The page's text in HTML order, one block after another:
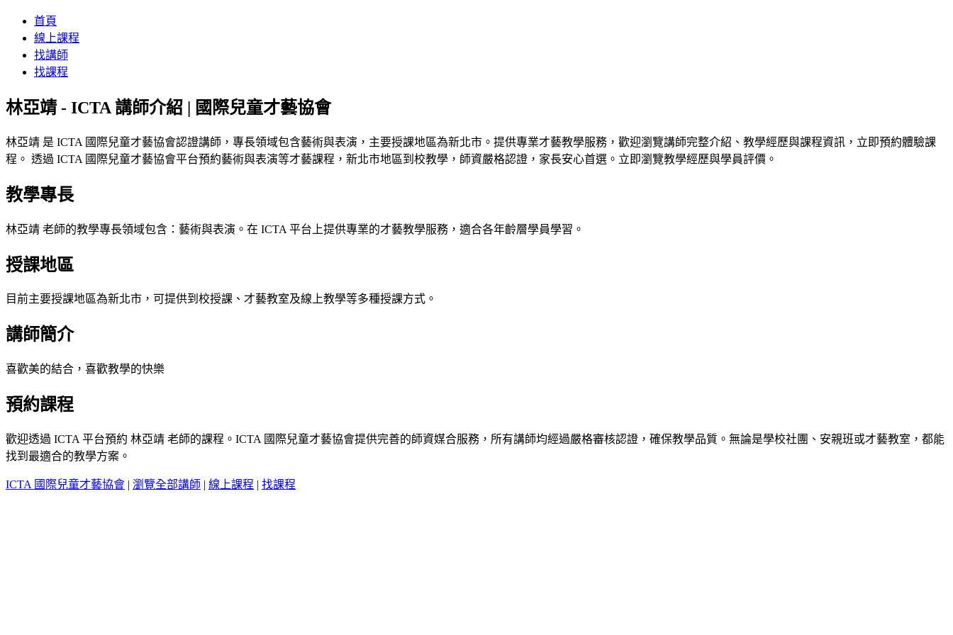
首頁
線上課程
找講師
找課程
林亞靖 - ICTA 講師介紹 | 國際兒童才藝協會
林亞靖 是 ICTA 國際兒童才藝協會認證講師，專長領域包含藝術與表演，主要授課地區為新北市。提供專業才藝教學服務，歡迎瀏覽講師完整介紹、教學經歷與課程資訊，立即預約體驗課
程。 透過 ICTA 國際兒童才藝協會平台預約藝術與表演等才藝課程，新北市地區到校教學，師資嚴格認證，家長安心首選。立即瀏覽教學經歷與學員評價。
教學專長
林亞靖 老師的教學專長領域包含：藝術與表演。在 ICTA 平台上提供專業的才藝教學服務，適合各年齡層學員學習。
授課地區
目前主要授課地區為新北市，可提供到校授課、才藝教室及線上教學等多種授課方式。
講師簡介
喜歡美的結合，喜歡教學的快樂
預約課程
歡迎透過 ICTA 平台預約 林亞靖 老師的課程。ICTA 國際兒童才藝協會提供完善的師資媒合服務，所有講師均經過嚴格審核認證，確保教學品質。無論是學校社團、安親班或才藝教室，都能
找到最適合的教學方案。
ICTA 國際兒童才藝協會 | 瀏覽全部講師 | 線上課程 | 找課程